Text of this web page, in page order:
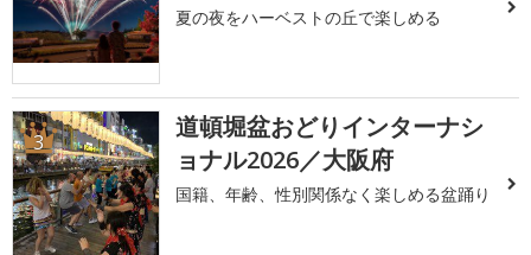
夏の夜をハーベストの丘で楽しめる
3
道頓堀盆おどりインターナシ
ョナル2026／大阪府
国籍、年齢、性別関係なく楽しめる盆踊り